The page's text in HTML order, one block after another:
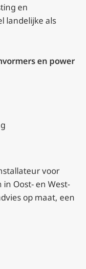
en
landelijke als
en power
voor
Oost- en West-
op maat, een